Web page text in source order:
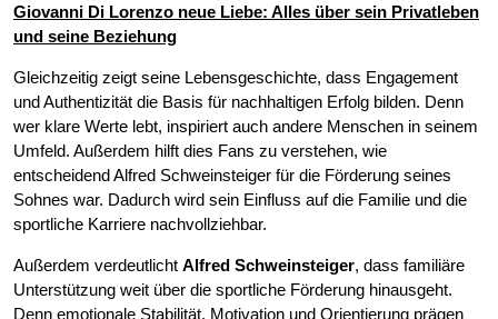
Giovanni Di Lorenzo neue Liebe: Alles über sein Privatleben
und seine Beziehung
Gleichzeitig zeigt seine Lebensgeschichte, dass Engagement
und Authentizität die Basis für nachhaltigen Erfolg bilden. Denn
wer klare Werte lebt, inspiriert auch andere Menschen in seinem
Umfeld. Außerdem hilft dies Fans zu verstehen, wie
entscheidend Alfred Schweinsteiger für die Förderung seines
Sohnes war. Dadurch wird sein Einfluss auf die Familie und die
sportliche Karriere nachvollziehbar.
Außerdem verdeutlicht Alfred Schweinsteiger, dass familiäre
Unterstützung weit über die sportliche Förderung hinausgeht.
Denn emotionale Stabilität, Motivation und Orientierung prägen